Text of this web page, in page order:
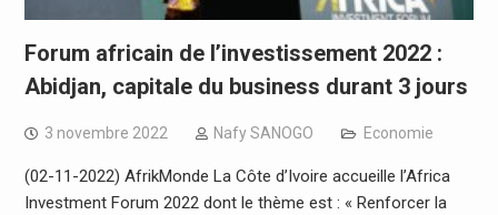
Forum africain de l’investissement 2022 :
Abidjan, capitale du business durant 3 jours
3 novembre 2022 Nafy SANOGO Economie
(02-11-2022) AfrikMonde La Côte d’Ivoire accueille l’Africa
Investment Forum 2022 dont le thème est : « Renforcer la